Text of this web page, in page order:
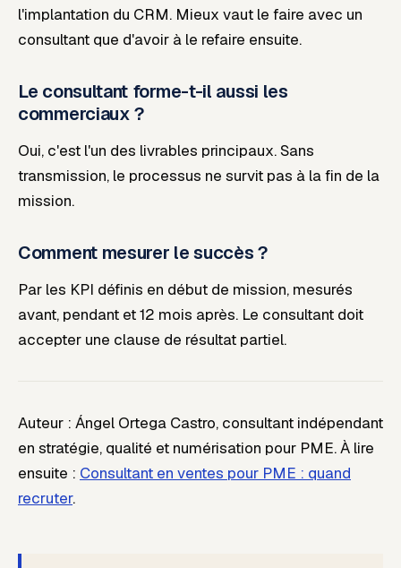
l'implantation du CRM. Mieux vaut le faire avec un
consultant que d'avoir à le refaire ensuite.
Le consultant forme-t-il aussi les
commerciaux ?
Oui, c'est l'un des livrables principaux. Sans
transmission, le processus ne survit pas à la fin de la
mission.
Comment mesurer le succès ?
Par les KPI définis en début de mission, mesurés
avant, pendant et 12 mois après. Le consultant doit
accepter une clause de résultat partiel.
Auteur : Ángel Ortega Castro, consultant indépendant
en stratégie, qualité et numérisation pour PME.À lire
ensuite : Consultant en ventes pour PME : quand
recruter.